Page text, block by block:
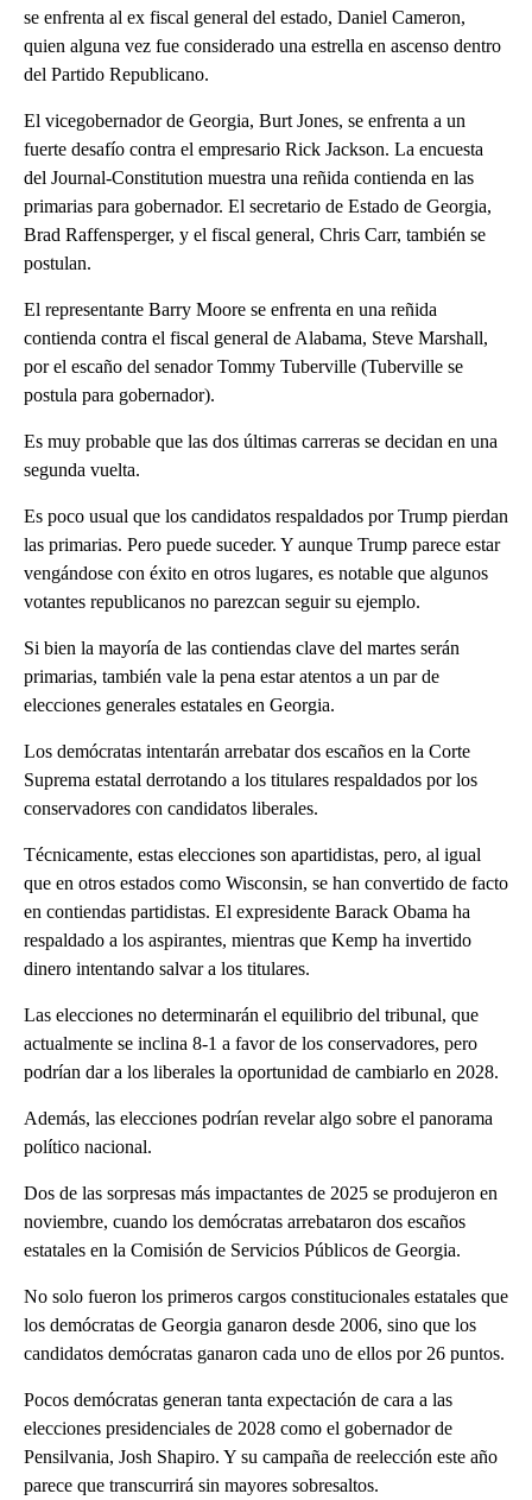
se enfrenta al ex fiscal general del estado, Daniel Cameron,
quien alguna vez fue considerado una estrella en ascenso dentro
del Partido Republicano.
El vicegobernador de Georgia, Burt Jones, se enfrenta a un
fuerte desafío contra el empresario Rick Jackson. La encuesta
del Journal-Constitution muestra una reñida contienda en las
primarias para gobernador. El secretario de Estado de Georgia,
Brad Raffensperger, y el fiscal general, Chris Carr, también se
postulan.
El representante Barry Moore se enfrenta en una reñida
contienda contra el fiscal general de Alabama, Steve Marshall,
por el escaño del senador Tommy Tuberville (Tuberville se
postula para gobernador).
Es muy probable que las dos últimas carreras se decidan en una
segunda vuelta.
Es poco usual que los candidatos respaldados por Trump pierdan
las primarias. Pero puede suceder. Y aunque Trump parece estar
vengándose con éxito en otros lugares, es notable que algunos
votantes republicanos no parezcan seguir su ejemplo.
Si bien la mayoría de las contiendas clave del martes serán
primarias, también vale la pena estar atentos a un par de
elecciones generales estatales en Georgia.
Los demócratas intentarán arrebatar dos escaños en la Corte
Suprema estatal derrotando a los titulares respaldados por los
conservadores con candidatos liberales.
Técnicamente, estas elecciones son apartidistas, pero, al igual
que en otros estados como Wisconsin, se han convertido de facto
en contiendas partidistas. El expresidente Barack Obama ha
respaldado a los aspirantes, mientras que Kemp ha invertido
dinero intentando salvar a los titulares.
Las elecciones no determinarán el equilibrio del tribunal, que
actualmente se inclina 8-1 a favor de los conservadores, pero
podrían dar a los liberales la oportunidad de cambiarlo en 2028.
Además, las elecciones podrían revelar algo sobre el panorama
político nacional.
Dos de las sorpresas más impactantes de 2025 se produjeron en
noviembre, cuando los demócratas arrebataron dos escaños
estatales en la Comisión de Servicios Públicos de Georgia.
No solo fueron los primeros cargos constitucionales estatales que
los demócratas de Georgia ganaron desde 2006, sino que los
candidatos demócratas ganaron cada uno de ellos por 26 puntos.
Pocos demócratas generan tanta expectación de cara a las
elecciones presidenciales de 2028 como el gobernador de
Pensilvania, Josh Shapiro. Y su campaña de reelección este año
parece que transcurrirá sin mayores sobresaltos.